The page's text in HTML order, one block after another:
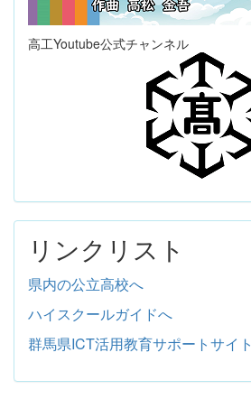
高工Youtube公式チャンネル
リンクリスト
県内の公立高校へ
ハイスクールガイドへ
群馬県ICT活用教育サポートサイ